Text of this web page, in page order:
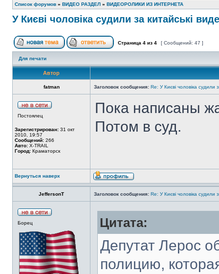
Список форумов » ВИДЕО РАЗДЕЛ » ВИДЕОРОЛИКИ ИЗ ИНТЕРНЕТА
У Києві чоловіка судили за китайські
Страница 4 из 4 [ Сообщений: 47 ]
Для печати
Автор
fatman Заголовок сообщения: Re: У Києві чоловіка судили
Постоялец
Зарегистрирован: 31 окт
2010, 19:57
Сообщений: 266
Авто: X-TRAIL
Город: Краматорск
Пока написаны
Потом в суд.
Вернуться наверх
JeffersonT Заголовок сообщения: Re: У Києві чоловіка судили
Борец Цитата:
Депутат Лерос
полицию,